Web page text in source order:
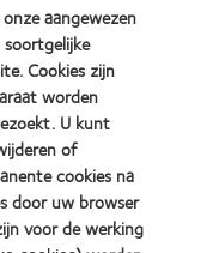
aangewezen
soortgelijke
Cookies zijn
worden
U kunt
of
cookies na
door uw browser
voor de werking